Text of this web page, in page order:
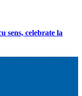
sens, celebrate la